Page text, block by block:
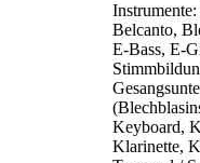
Instrumente:
Belcanto,
E-Bass, E-
Keyboard,
Klarinette,